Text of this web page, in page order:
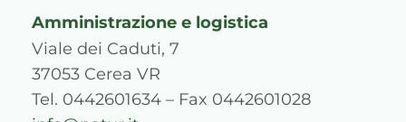
Amministrazione e logistica
Viale dei Caduti, 7
37053 Cerea VR
Tel. 0442601634 – Fax 0442601028